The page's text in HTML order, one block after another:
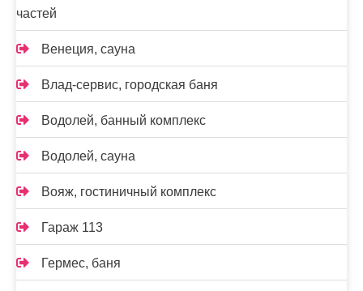
частей
Венеция, сауна
Влад-сервис, городская баня
Водолей, банный комплекс
Водолей, сауна
Вояж, гостиничный комплекс
Гараж 113
Гермес, баня